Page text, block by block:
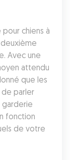
chiens à
Avec une
attendu
que les
parler
fonction
de votre